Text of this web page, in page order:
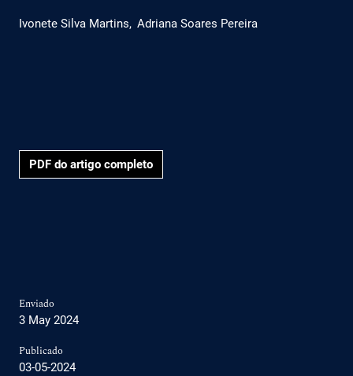
Ivonete Silva Martins Adriana Soares Pereira
PDF do artigo completo
Enviado
3 May 2024
Publicado
03-05-2024